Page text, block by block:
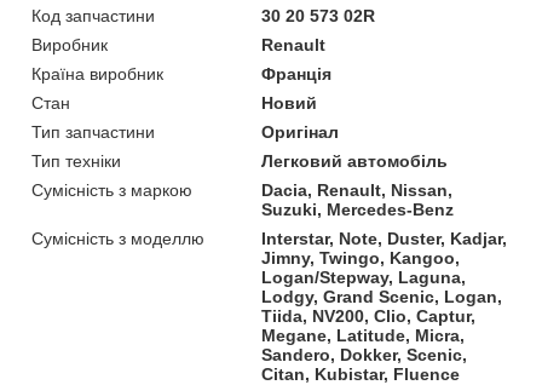
Код запчастини
30 20 573 02R
Виробник
Renault
Країна виробник
Франція
Стан
Новий
Тип запчастини
Оригінал
Тип техніки
Легковий автомобіль
Сумісність з маркою
Dacia, Renault, Nissan,
Suzuki, Mercedes-Benz
Сумісність з моделлю
Interstar, Note, Duster, Kadjar,
Jimny, Twingo, Kangoo,
Logan/Stepway, Laguna,
Lodgy, Grand Scenic, Logan,
Tiida, NV200, Clio, Captur,
Megane, Latitude, Micra,
Sandero, Dokker, Scenic,
Citan, Kubistar, Fluence